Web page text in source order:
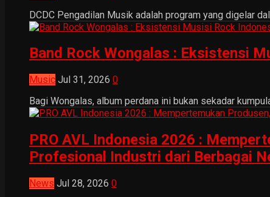
DCDC Pengadilan Musik adalah program yang digelar
Band Rock Wongalas : Eksistensi
Music Jul 31, 2026 0
Bagi Wongalas, album perdana ini bukan sekadar
PRO AVL Indonesia 2026 :
Profesional Industri dari Berbagai
News Jul 28, 2026 0